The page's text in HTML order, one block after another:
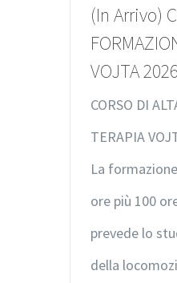
(In Arrivo)
VOJTA
CORSO DI
TERAPIA
La
ore più 100
prevede lo
della